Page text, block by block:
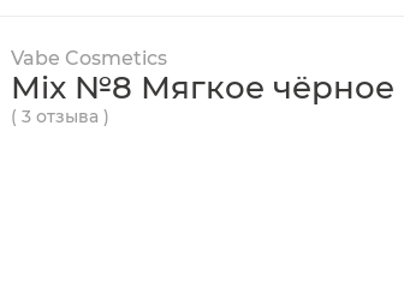
Vabe Cosmetics
Mix №8 Мягкое
( 3 отзыва )